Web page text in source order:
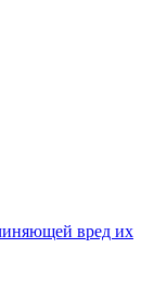
вред их